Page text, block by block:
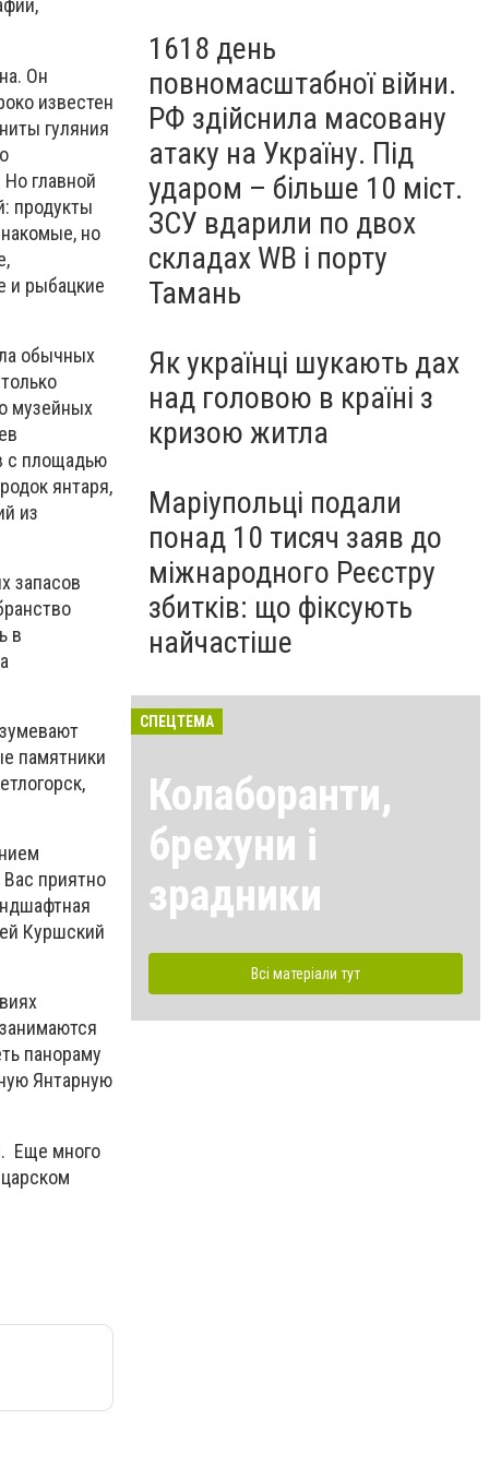
Он
известен
гуляния
главной
продукты
но
и рыбацкие
обычных
музейных
с площадью
янтаря,
из
запасов
в
памятники
приятно
Куршский
панораму
Янтарную
Еще много
1618 день
повномасштабної війни.
РФ здійснила масовану
атаку на Україну. Під
ударом – більше 10 міст.
ЗСУ вдарили по двох
складах WB і порту
Тамань
Як українці шукають дах
над головою в країні з
кризою житла
Маріупольці подали
понад 10 тисяч заяв до
міжнародного Реєстру
збитків: що фіксують
найчастіше
СПЕЦТЕМА
Колаборанти,
брехуни і
зрадники
Всі матеріали тут